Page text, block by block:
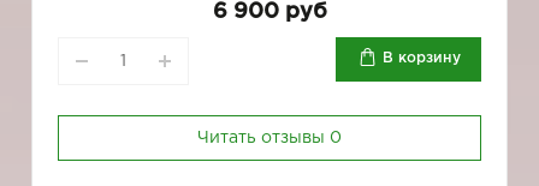
6 900 руб
В корзину
Читать отзывы 0